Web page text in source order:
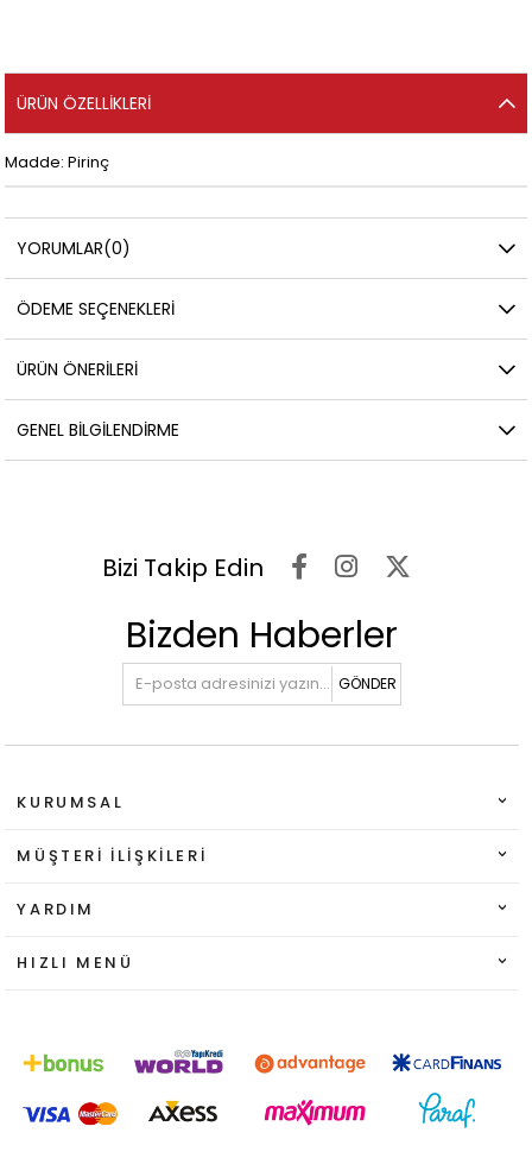
ÜRÜN ÖZELLIKLERI
Madde: Pirinç
YORUMLAR(0)
ÖDEME SEÇENEKLERI
ÜRÜN ÖNERILERI
GENEL BILGILENDIRME
Bizi Takip Edin
Bizden Haberler
GÖNDER
KURUMSAL
MÜŞTERI İLIŞKILERI
YARDIM
HIZLI MENÜ